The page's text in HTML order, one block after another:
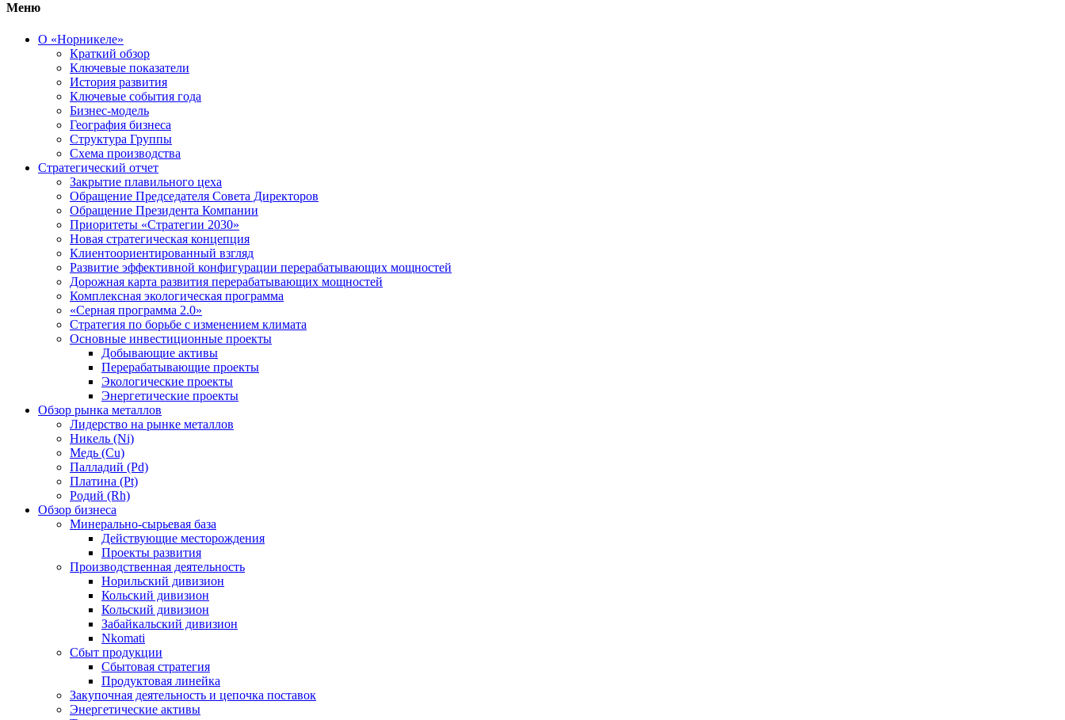
Меню
О «Норникеле»
Краткий обзор
Ключевые показатели
История развития
Ключевые события года
Бизнес-модель
География бизнеса
Структура Группы
Схема производства
Стратегический отчет
Закрытие плавильного цеха
Обращение Председателя Совета Директоров
Обращение Президента Компании
Приоритеты «Стратегии 2030»
Новая стратегическая концепция
Клиентоориентированный взгляд
Развитие эффективной конфигурации перерабатывающих мощностей
Дорожная карта развития перерабатывающих мощностей
Комплексная экологическая программа
«Серная программа 2.0»
Стратегия по борьбе с изменением климата
Основные инвестиционные проекты
Добывающие активы
Перерабатывающие проекты
Экологические проекты
Энергетические проекты
Обзор рынка металлов
Лидерство на рынке металлов
Никель (Ni)
Медь (Cu)
Палладий (Pd)
Платина (Pt)
Родий (Rh)
Обзор бизнеса
Минерально-сырьевая база
Действующие месторождения
Проекты развития
Производственная деятельность
Норильский дивизион
Кольский дивизион
Кольский дивизион
Забайкальский дивизион
Nkomati
Сбыт продукции
Сбытовая стратегия
Продуктовая линейка
Закупочная деятельность и цепочка поставок
Энергетические активы